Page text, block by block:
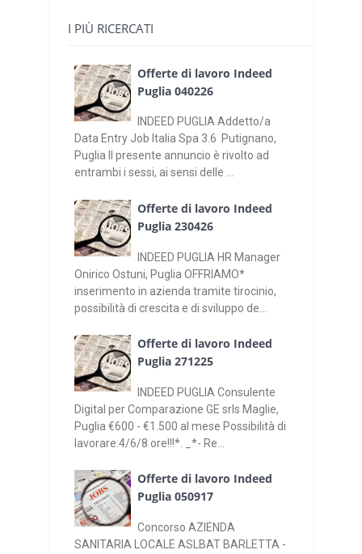
I PIÙ RICERCATI
Offerte di lavoro Indeed
Puglia 040226
INDEED PUGLIA Addetto/a
Data Entry Job Italia Spa 3.6 Putignano,
Puglia Il presente annuncio è rivolto ad
entrambi i sessi, ai sensi delle ...
Offerte di lavoro Indeed
Puglia 230426
INDEED PUGLIA HR Manager
Onirico Ostuni, Puglia OFFRIAMO*
inserimento in azienda tramite tirocinio,
possibilità di crescita e di sviluppo de...
Offerte di lavoro Indeed
Puglia 271225
INDEED PUGLIA Consulente
Digital per Comparazione GE srls Maglie,
Puglia €600 - €1.500 al mese Possibilità di
lavorare:4/6/8 ore!!!*. _*- Re...
Offerte di lavoro Indeed
Puglia 050917
Concorso AZIENDA
SANITARIA LOCALE ASLBAT BARLETTA -